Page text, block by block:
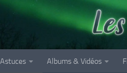
Astuces Albums & Vidéos